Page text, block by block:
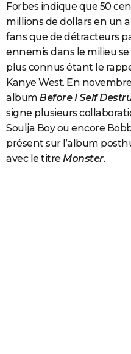
Forbes indique que 50
millions de dollars en un
fans que de détracteurs
ennemis dans le milieu
plus connus étant le
Kanye West. En
album Before I Self
signe plusieurs
Soulja Boy ou encore
présent sur l’album
avec le titre Monster.